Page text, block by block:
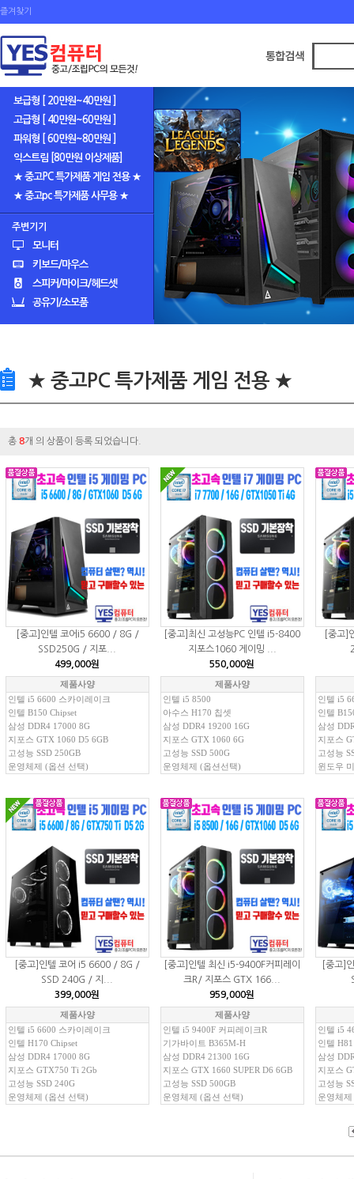
즐겨찾기
보급형 [ 20만원~40만원 ]
고급형 [ 40만원~60만원 ]
파워형 [ 60만원~80만원 ]
익스트림 [80만원 이상제품]
★ 중고PC 특가제품 게임 전용 ★
★ 중고pc 특가제품 사무용 ★
주변기기
모니터
키보드/마우스
스피커/마이크/헤드셋
공유기/소모품
★ 중고PC 특가제품 게임 전용 ★
총 8개 의 상품이 등록 되었습니다.
[중고]인텔 코어i5 6600 / 8G /
SSD250G / 지포...
499,000원
제품사양
인텔 i5 6600 스카이레이크
인텔 B150 Chipset
삼성 DDR4 17000 8G
지포스 GTX 1060 D5 6GB
고성능 SSD 250GB
운영체제 (옵션 선택)
[중고]최신 고성능PC 인텔 i5-8400
지포스1060 게이밍 ...
550,000원
제품사양
인텔 i5 8500
아수스 H170 칩셋
삼성 DDR4 19200 16G
지포스 GTX 1060 6G
고성능 SSD 500G
운영체제 (옵션선택)
[중고]
인텔 i5
인텔
삼성
지포스
고성능
윈도우
[중고]인텔 코어 i5 6600 / 8G /
SSD 240G / 지...
399,000원
제품사양
인텔 i5 6600 스카이레이크
인텔 H170 Chipset
삼성 DDR4 17000 8G
지포스 GTX750 Ti 2Gb
고성능 SSD 240G
운영체제 (옵션 선택)
[중고]인텔 최신 i5-9400F커피레이
크R/ 지포스 GTX 166...
959,000원
제품사양
인텔 i5 9400F 커피레이크R
기가바이트 B365M-H
삼성 DDR4 21300 16G
지포스 GTX 1660 SUPER D6 6GB
고성능 SSD 500GB
운영체제 (옵션 선택)
[중고]
인텔 i5
인텔
삼성
지포스
고성능
운영체